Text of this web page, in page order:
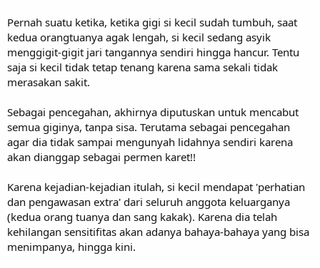
Pernah suatu ketika, ketika gigi si kecil sudah tumbuh, saat
kedua orangtuanya agak lengah, si kecil sedang asyik
menggigit-gigit jari tangannya sendiri hingga hancur. Tentu
saja si kecil tidak tetap tenang karena sama sekali tidak
merasakan sakit.
Sebagai pencegahan, akhirnya diputuskan untuk mencabut
semua giginya, tanpa sisa. Terutama sebagai pencegahan
agar dia tidak sampai mengunyah lidahnya sendiri karena
akan dianggap sebagai permen karet!!
Karena kejadian-kejadian itulah, si kecil mendapat 'perhatian
dan pengawasan extra' dari seluruh anggota keluarganya
(kedua orang tuanya dan sang kakak). Karena dia telah
kehilangan sensitifitas akan adanya bahaya-bahaya yang bisa
menimpanya, hingga kini.